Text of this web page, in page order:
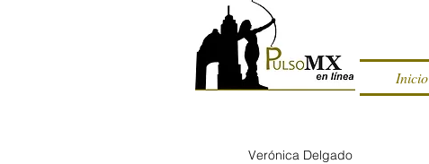
Inicio
Verónica Delgado